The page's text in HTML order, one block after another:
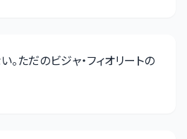
ただのビジャ・フィオリートの